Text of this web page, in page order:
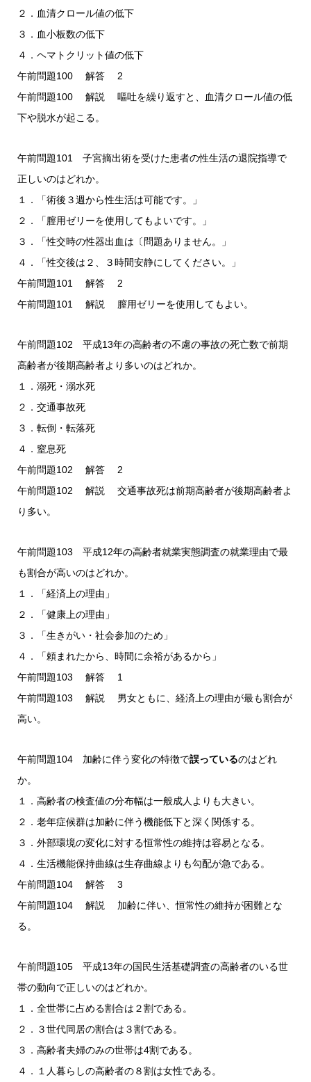
２．血清クロール値の低下
３．血小板数の低下
４．ヘマトクリット値の低下
午前問題100 解答 2
午前問題100 解説 嘔吐を繰り返すと、血清クロール値の低
下や脱水が起こる。
午前問題101 子宮摘出術を受けた患者の性生活の退院指導で
正しいのはどれか。
１．「術後３週から性生活は可能です。」
２．「膣用ゼリーを使用してもよいです。」
３．「性交時の性器出血は〔問題ありません。」
４．「性交後は２、３時間安静にしてください。」
午前問題101 解答 2
午前問題101 解説 膣用ゼリーを使用してもよい。
午前問題102 平成13年の高齢者の不慮の事故の死亡数で前期
高齢者が後期高齢者より多いのはどれか。
１．溺死・溺水死
２．交通事故死
３．転倒・転落死
４．窒息死
午前問題102 解答 2
午前問題102 解説 交通事故死は前期高齢者が後期高齢者よ
り多い。
午前問題103 平成12年の高齢者就業実態調査の就業理由で最
も割合が高いのはどれか。
１．「経済上の理由」
２．「健康上の理由」
３．「生きがい・社会参加のため」
４．「頼まれたから、時間に余裕があるから」
午前問題103 解答 1
午前問題103 解説 男女ともに、経済上の理由が最も割合が
高い。
午前問題104 加齢に伴う変化の特徴で誤っているのはどれ
か。
１．高齢者の検査値の分布幅は一般成人よりも大きい。
２．老年症候群は加齢に伴う機能低下と深く関係する。
３．外部環境の変化に対する恒常性の維持は容易となる。
４．生活機能保持曲線は生存曲線よりも勾配が急である。
午前問題104 解答 3
午前問題104 解説 加齢に伴い、恒常性の維持が困難とな
る。
午前問題105 平成13年の国民生活基礎調査の高齢者のいる世
帯の動向で正しいのはどれか。
１．全世帯に占める割合は２割である。
２．３世代同居の割合は３割である。
３．高齢者夫婦のみの世帯は4割である。
４．１人暮らしの高齢者の８割は女性である。